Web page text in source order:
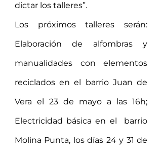
dictar los talleres”.
Los próximos talleres serán:
Elaboración de alfombras y
manualidades con elementos
reciclados en el barrio Juan de
Vera el 23 de mayo a las 16h;
Electricidad básica en el  barrio
Molina Punta, los días 24 y 31 de